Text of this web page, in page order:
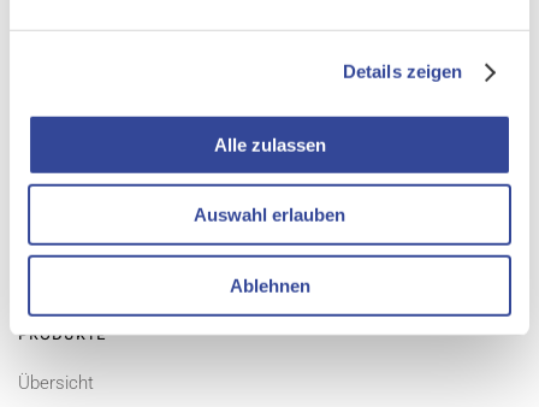
Details zeigen
Alle zulassen
Auswahl erlauben
Ablehnen
Gemeinsam. Begeisternd. Erfolgreich.
PRODUKTE
Übersicht